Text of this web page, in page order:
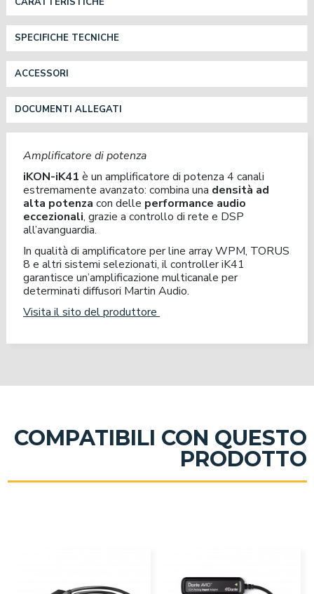
SPECIFICHE TECNICHE
ACCESSORI
DOCUMENTI ALLEGATI
Amplificatore di potenza
iKON-iK41 è un amplificatore di potenza 4 canali
estremamente avanzato: combina una densità ad
alta potenza con delle performance audio
eccezionali, grazie a controllo di rete e DSP
all’avanguardia.
In qualità di amplificatore per line array WPM, TORUS
8 e altri sistemi selezionati, il controller iK41
garantisce un’amplificazione multicanale per
determinati diffusori Martin Audio.
Visita il sito del produttore
COMPATIBILI CON QUESTO
PRODOTTO